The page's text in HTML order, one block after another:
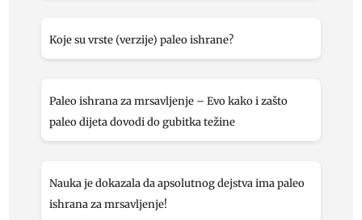
Koje su vrste (verzije) paleo ishrane?
Paleo ishrana za mrsavljenje – Evo kako i zašto
paleo dijeta dovodi do gubitka težine
Nauka je dokazala da apsolutnog dejstva ima paleo
ishrana za mrsavljenje!